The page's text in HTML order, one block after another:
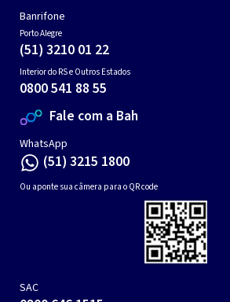
Banrifone
Porto Alegre
(51) 3210 01 22
Interior do RS e Outros Estados
0800 541 88 55
Fale com a Bah
WhatsApp
whatsapp (51) 3215 1800
Ou aponte sua câmera para o QR code
SAC